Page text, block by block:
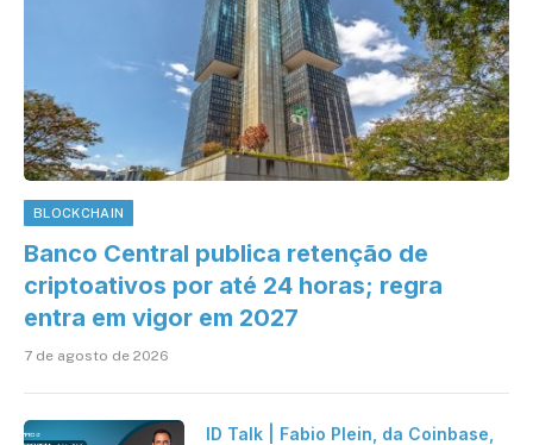
BLOCKCHAIN
Banco Central publica retenção de
criptoativos por até 24 horas; regra
entra em vigor em 2027
7 de agosto de 2026
ID Talk | Fabio Plein, da Coinbase,